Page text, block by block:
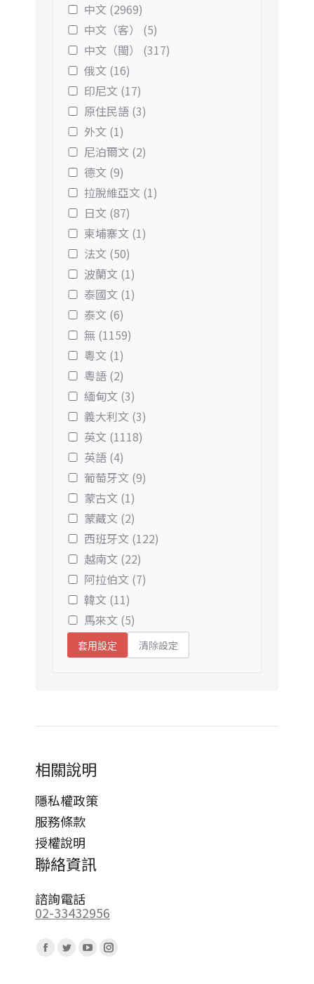
中文 (2969)
中文（客） (5)
中文（閩） (317)
俄文 (16)
印尼文 (17)
原住民語 (3)
外文 (1)
尼泊爾文 (2)
德文 (9)
拉脫維亞文 (1)
日文 (87)
柬埔寨文 (1)
法文 (50)
波蘭文 (1)
泰國文 (1)
泰文 (6)
無 (1159)
粵文 (1)
粵語 (2)
緬甸文 (3)
義大利文 (3)
英文 (1118)
英語 (4)
葡萄牙文 (9)
蒙古文 (1)
蒙藏文 (2)
西班牙文 (122)
越南文 (22)
阿拉伯文 (7)
韓文 (11)
馬來文 (5)
套用設定 清除設定
相關說明
隱私權政策
服務條款
授權說明
聯絡資訊
諮詢電話
02-33432956
Facebook
TwitterYouTubeInstagram